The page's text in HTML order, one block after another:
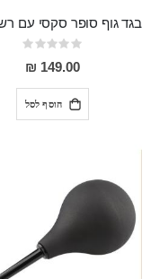
Rating:
0%
149.00 ₪
הוסף לסל